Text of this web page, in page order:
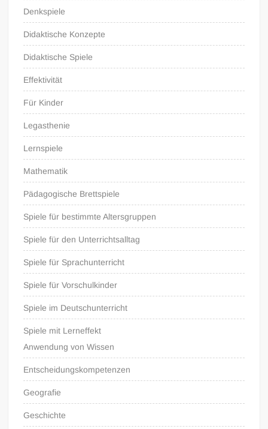
Denkspiele
Didaktische Konzepte
Didaktische Spiele
Effektivität
Für Kinder
Legasthenie
Lernspiele
Mathematik
Pädagogische Brettspiele
Spiele für bestimmte Altersgruppen
Spiele für den Unterrichtsalltag
Spiele für Sprachunterricht
Spiele für Vorschulkinder
Spiele im Deutschunterricht
Spiele mit Lerneffekt
Anwendung von Wissen
Entscheidungskompetenzen
Geografie
Geschichte